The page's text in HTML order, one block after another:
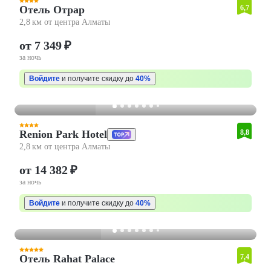
Отель Отрар
2,8 км от центра Алматы
6,7
от 7 349 ₽
за ночь
Войдите и получите скидку до 40%
Renion Park Hotel
2,8 км от центра Алматы
8,8
от 14 382 ₽
за ночь
Войдите и получите скидку до 40%
Отель Rahat Palace 7,4